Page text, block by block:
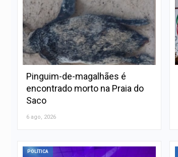
Pinguim-de-magalhães é
encontrado morto na Praia do
Saco
6 ago, 2026
POLÍTICA